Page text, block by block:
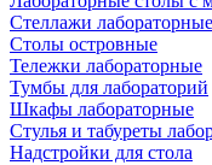
Стеллажи лабораторные
Столы островные
Тележки лабораторные
Тумбы для лабораторий
Шкафы лабораторные
Стулья и табуреты
Надстройки для стола